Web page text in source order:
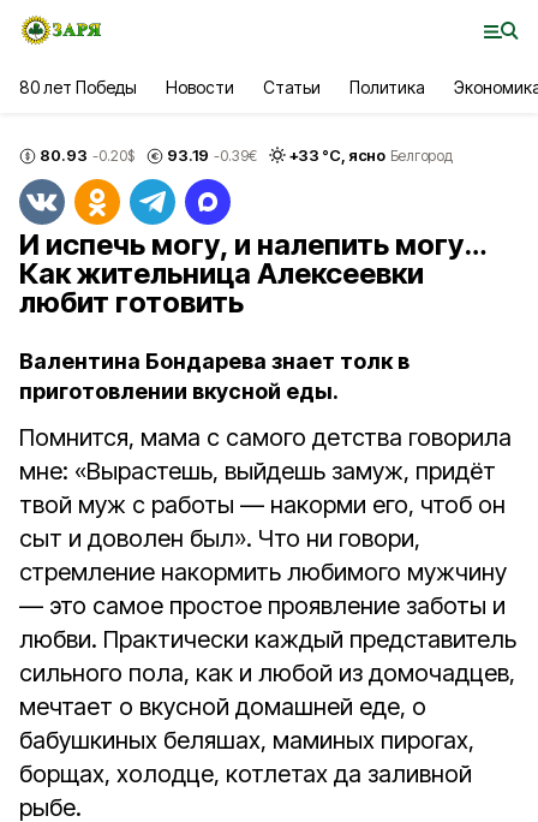
80 лет Победы Новости Статьи Политика
80.93 -0.20$ 93.19 -0.39€ +33 °С, ясно Белгород
И испечь могу, и налепить могу…
Как жительница Алексеевки
любит готовить
Валентина Бондарева знает толк в
приготовлении вкусной еды.
Помнится, мама с самого детства говорила
мне: «Вырастешь, выйдешь замуж, придёт
твой муж с работы — накорми его, чтоб он
сыт и доволен был». Что ни говори,
стремление накормить любимого мужчину
— это самое простое проявление заботы и
любви. Практически каждый представитель
сильного пола, как и любой из домочадцев,
мечтает о вкусной домашней еде, о
бабушкиных беляшах, маминых пирогах,
борщах, холодце, котлетах да заливной
рыбе.